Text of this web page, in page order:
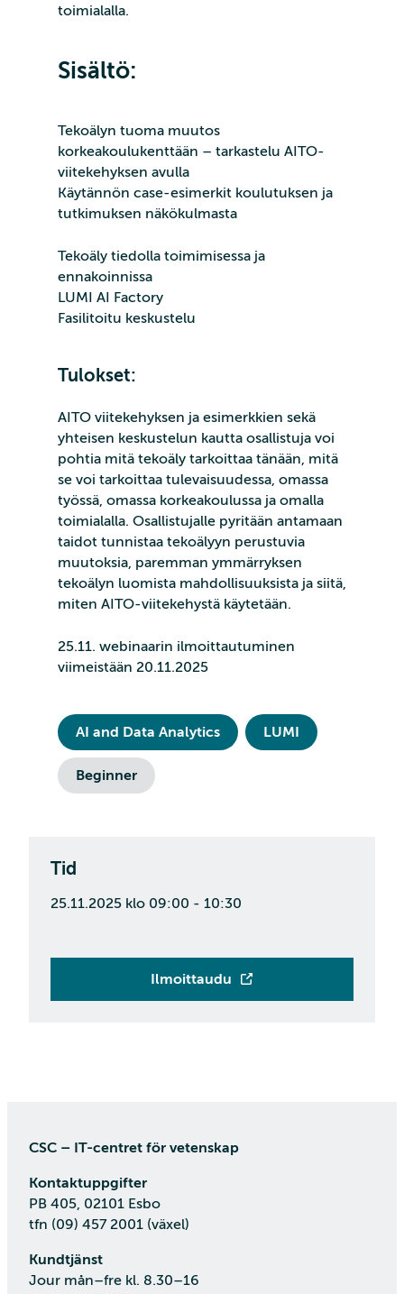
toimialalla.
Sisältö:
Tekoälyn tuoma muutos
korkeakoulukenttään – tarkastelu AITO-
viitekehyksen avulla
Käytännön case-esimerkit koulutuksen ja
tutkimuksen näkökulmasta
Tekoäly tiedolla toimimisessa ja
ennakoinnissa
LUMI AI Factory
Fasilitoitu keskustelu
Tulokset:
AITO viitekehyksen ja esimerkkien sekä
yhteisen keskustelun kautta osallistuja voi
pohtia mitä tekoäly tarkoittaa tänään, mitä
se voi tarkoittaa tulevaisuudessa, omassa
työssä, omassa korkeakoulussa ja omalla
toimialalla. Osallistujalle pyritään antamaan
taidot tunnistaa tekoälyyn perustuvia
muutoksia, paremman ymmärryksen
tekoälyn luomista mahdollisuuksista ja siitä,
miten AITO-viitekehystä käytetään.
25.11. webinaarin ilmoittautuminen
viimeistään 20.11.2025
AI and Data Analytics LUMI
Beginner
Tid
25.11.2025 klo 09:00 - 10:30
Ilmoittaudu
CSC – IT-centret för vetenskap
Kontaktuppgifter
PB 405, 02101 Esbo
tfn (09) 457 2001 (växel)
Kundtjänst
Jour mån–fre kl. 8.30–16